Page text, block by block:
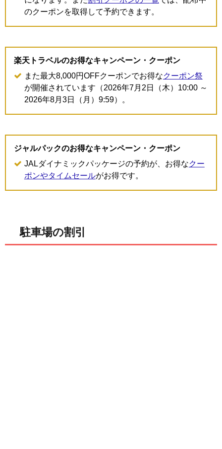
のクーポンを取得して予約できます。
楽天トラベルのお得なキャンペーン・クーポン
また最大8,000円OFFクーポンでお得なクーポン祭
が開催されています（2026年7月2日（木）10:00 ～
2026年8月3日（月）9:59）。
ジャルパックのお得なキャンペーン・クーポン
JALダイナミックパッケージの予約が、お得なクー
ポンやタイムセールがお得です。
駐車場の割引